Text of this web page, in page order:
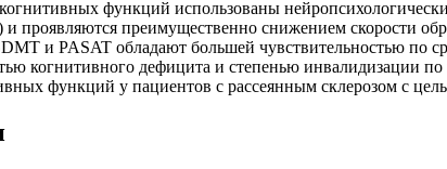
функций использованы
и проявляются преимущественно снижением скорости
и PASAT обладают большей чувствительностью
когнитивного дефицита и степенью инвалидизации
функций у пациентов с рассеянным склерозом с